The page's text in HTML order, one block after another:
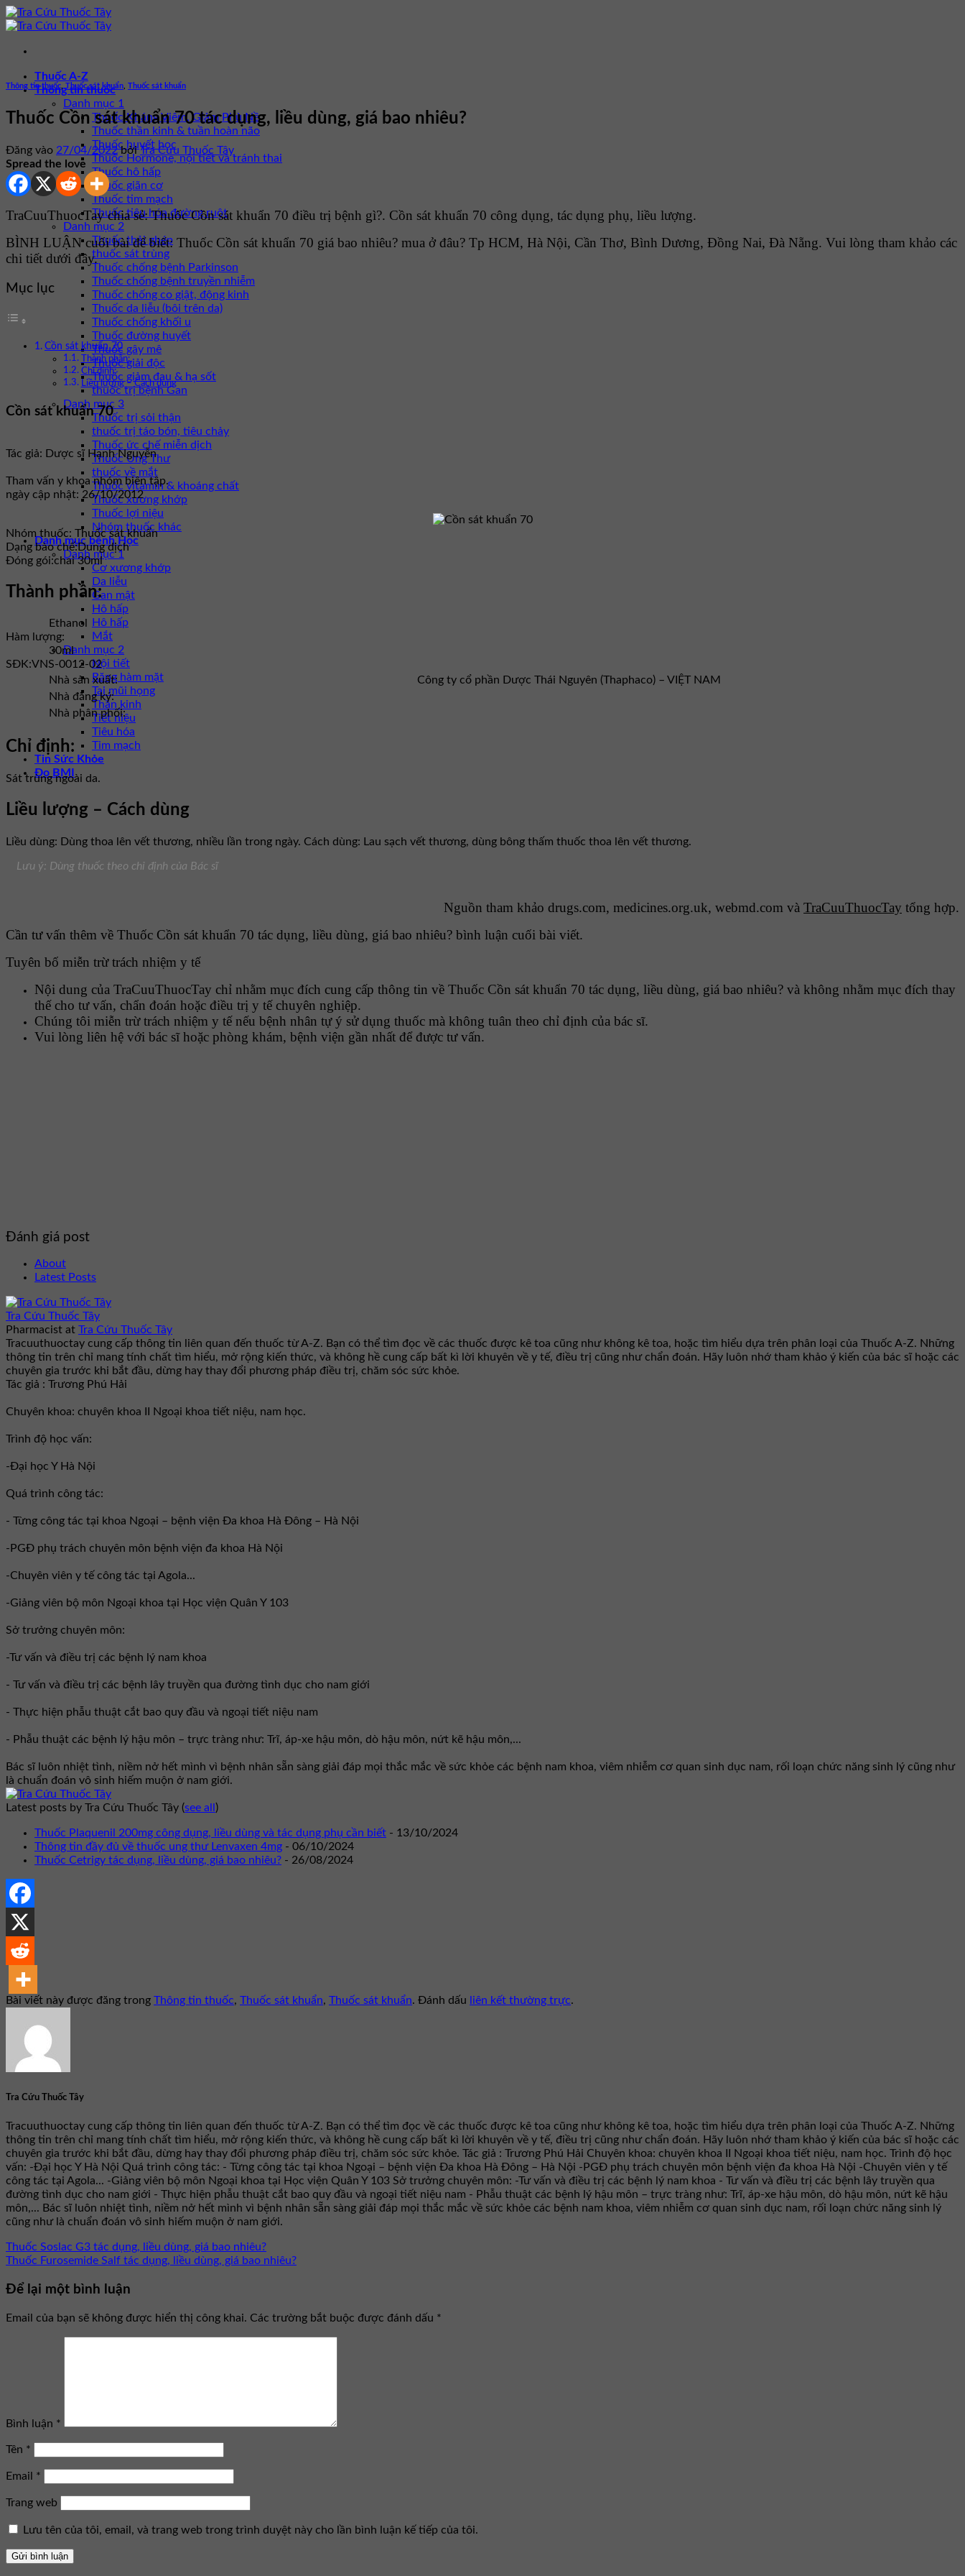
Bỏ
qua
dung
Thuốc A-Z
Thông tin thuốc
Danh mục 1
Thuốc Kháng Viêm, Giảm Phù Nề
Thuốc thần kinh & tuần hoàn não
Thuốc huyết học
Thuốc Hormone, nội tiết và tránh thai
Thuốc hô hấp
Thuốc giãn cơ
Thuốc tim mạch
Thuốc tiêu hóa đường ruột
Danh mục 2
Thuốc thải ghép
thuốc sát trùng
Thuốc chống bệnh Parkinson
Thuốc chống bệnh truyền nhiễm
Thuốc chống co giật, động kinh
Thuốc da liễu (bôi trên da)
Thuốc chống khối u
Thuốc đường huyết
Thuốc gây mê
Thuốc giải độc
Thuốc giảm đau & hạ sốt
thuốc trị bệnh Gan
Danh mục 3
Thuốc trị sỏi thận
thuốc trị táo bón, tiêu chảy
Thuốc ức chế miễn dịch
Thuốc Ung Thư
thuốc về mắt
Thuốc vitamin & khoáng chất
Thuốc xương khớp
Thuốc lợi niệu
Nhóm thuốc khác
Danh mục bệnh Học
Danh mục 1
Cơ xương khớp
Da liễu
Gan mật
Hô hấp
Hô hấp
Mắt
Danh mục 2
Nội tiết
Răng hàm mặt
Tai mũi họng
Thần kinh
Tiết niệu
Tiêu hóa
Tim mạch
Tin Sức Khỏe
Đo BMI
Thông tin thuốc Thuốc sát khuẩn Thuốc sát khuẩn
Thuốc Cồn sát khuẩn 70 tác dụng, liều dùng, giá bao nhiêu?
Đăng vào 27/04/2022 bởiTra Cứu Thuốc Tây
Spread the love
TraCuuThuocTay chia sẻ: Thuốc Cồn sát khuẩn 70 điều trị bệnh gì?. Cồn sát khuẩn 70 công dụng, tác dụng phụ, liều lượng.
BÌNH LUẬN cuối bài để biết: Thuốc Cồn sát khuẩn 70 giá bao nhiêu? mua ở đâu? Tp HCM, Hà Nội, Cần Thơ, Bình Dương, Đồng Nai, Đà Nẵng. Vui lòng tham khảo các
chi tiết dưới đây.
Mục lục
Cồn sát khuẩn 70
Thành phần:
Chỉ định:
Liều lượng – Cách dùng
Cồn sát khuẩn 70
Tác giả: Dược sĩ Hạnh Nguyễn
Tham vấn y khoa nhóm biên tập.
ngày cập nhật: 26/10/2012
Nhóm thuốc: Thuốc sát khuẩn
Dạng bào chế:Dung dịch
Đóng gói:chai 30ml
Thành phần:
Ethanol
Hàm lượng:
30ml
SĐK:VNS-0012-02
Nhà sản xuất:
Công ty cổ phần Dược Thái Nguyên (Thaphaco) – VIỆT NAM
Nhà đăng ký:
Nhà phân phối:
Chỉ định:
Sát trùng ngoài da.
Liều lượng – Cách dùng
Liều dùng: Dùng thoa lên vết thương, nhiều lần trong ngày. Cách dùng: Lau sạch vết thương, dùng bông thấm thuốc thoa lên vết thương.
Lưu ý: Dùng thuốc theo chỉ định của Bác sĩ
Nguồn tham khảo drugs.com, medicines.org.uk, webmd.com và TraCuuThuocTay tổng hợp.
Cần tư vấn thêm về Thuốc Cồn sát khuẩn 70 tác dụng, liều dùng, giá bao nhiêu? bình luận cuối bài viết.
Tuyên bố miễn trừ trách nhiệm y tế
Nội dung của TraCuuThuocTay chỉ nhằm mục đích cung cấp thông tin về Thuốc Cồn sát khuẩn 70 tác dụng, liều dùng, giá bao nhiêu? và không nhằm mục đích thay
thế cho tư vấn, chẩn đoán hoặc điều trị y tế chuyên nghiệp.
Chúng tôi miễn trừ trách nhiệm y tế nếu bệnh nhân tự ý sử dụng thuốc mà không tuân theo chỉ định của bác sĩ.
Vui lòng liên hệ với bác sĩ hoặc phòng khám, bệnh viện gần nhất để được tư vấn.
Đánh giá post
About
Latest Posts
Tra Cứu Thuốc Tây
Pharmacist at Tra Cứu Thuốc Tây
Tracuuthuoctay cung cấp thông tin liên quan đến thuốc từ A-Z. Bạn có thể tìm đọc về các thuốc được kê toa cũng như không kê toa, hoặc tìm hiểu dựa trên phân loại của Thuốc A-Z. Những
thông tin trên chỉ mang tính chất tìm hiểu, mở rộng kiến thức, và không hề cung cấp bất kì lời khuyên về y tế, điều trị cũng như chẩn đoán. Hãy luôn nhớ tham khảo ý kiến của bác sĩ hoặc các
chuyên gia trước khi bắt đầu, dừng hay thay đổi phương pháp điều trị, chăm sóc sức khỏe.
Tác giả : Trương Phú Hải
Chuyên khoa: chuyên khoa II Ngoại khoa tiết niệu, nam học.
Trình độ học vấn:
-Đại học Y Hà Nội
Quá trình công tác:
- Từng công tác tại khoa Ngoại – bệnh viện Đa khoa Hà Đông – Hà Nội
-PGĐ phụ trách chuyên môn bệnh viện đa khoa Hà Nội
-Chuyên viên y tế công tác tại Agola...
-Giảng viên bộ môn Ngoại khoa tại Học viện Quân Y 103
Sở trưởng chuyên môn:
-Tư vấn và điều trị các bệnh lý nam khoa
- Tư vấn và điều trị các bệnh lây truyền qua đường tình dục cho nam giới
- Thực hiện phẫu thuật cắt bao quy đầu và ngoại tiết niệu nam
- Phẫu thuật các bệnh lý hậu môn – trực tràng như: Trĩ, áp-xe hậu môn, dò hậu môn, nứt kẽ hậu môn,...
Bác sĩ luôn nhiệt tình, niềm nở hết mình vì bệnh nhân sẵn sàng giải đáp mọi thắc mắc về sức khỏe các bệnh nam khoa, viêm nhiễm cơ quan sinh dục nam, rối loạn chức năng sinh lý cũng như
là chuẩn đoán vô sinh hiếm muộn ở nam giới.
Latest posts by Tra Cứu Thuốc Tây (see all )
Thuốc Plaquenil 200mg công dụng, liều dùng và tác dụng phụ cần biết - 13/10/2024
Thông tin đầy đủ về thuốc ung thư Lenvaxen 4mg - 06/10/2024
Thuốc Cetrigy tác dụng, liều dùng, giá bao nhiêu? - 26/08/2024
Bài viết này được đăng trong Thông tin thuốc, Thuốc sát khuẩn, Thuốc sát khuẩn. Đánh dấu liên kết thường trực.
Tra Cứu Thuốc Tây
Tracuuthuoctay cung cấp thông tin liên quan đến thuốc từ A-Z. Bạn có thể tìm đọc về các thuốc được kê toa cũng như không kê toa, hoặc tìm hiểu dựa trên phân loại của Thuốc A-Z. Những
thông tin trên chỉ mang tính chất tìm hiểu, mở rộng kiến thức, và không hề cung cấp bất kì lời khuyên về y tế, điều trị cũng như chẩn đoán. Hãy luôn nhớ tham khảo ý kiến của bác sĩ hoặc các
chuyên gia trước khi bắt đầu, dừng hay thay đổi phương pháp điều trị, chăm sóc sức khỏe. Tác giả : Trương Phú Hải Chuyên khoa: chuyên khoa II Ngoại khoa tiết niệu, nam học. Trình độ học
vấn: -Đại học Y Hà Nội Quá trình công tác: - Từng công tác tại khoa Ngoại – bệnh viện Đa khoa Hà Đông – Hà Nội -PGĐ phụ trách chuyên môn bệnh viện đa khoa Hà Nội -Chuyên viên y tế
công tác tại Agola... -Giảng viên bộ môn Ngoại khoa tại Học viện Quân Y 103 Sở trưởng chuyên môn: -Tư vấn và điều trị các bệnh lý nam khoa - Tư vấn và điều trị các bệnh lây truyền qua
đường tình dục cho nam giới - Thực hiện phẫu thuật cắt bao quy đầu và ngoại tiết niệu nam - Phẫu thuật các bệnh lý hậu môn – trực tràng như: Trĩ, áp-xe hậu môn, dò hậu môn, nứt kẽ hậu
môn,... Bác sĩ luôn nhiệt tình, niềm nở hết mình vì bệnh nhân sẵn sàng giải đáp mọi thắc mắc về sức khỏe các bệnh nam khoa, viêm nhiễm cơ quan sinh dục nam, rối loạn chức năng sinh lý
cũng như là chuẩn đoán vô sinh hiếm muộn ở nam giới.
Thuốc Soslac G3 tác dụng, liều dùng, giá bao nhiêu?
Thuốc Furosemide Salf tác dụng, liều dùng, giá bao nhiêu?
Để lại một bình luận
Email của bạn sẽ không được hiển thị công khai. Các trường bắt buộc được đánh dấu *
Bình luận *
Tên *
Email *
Trang web
Lưu tên của tôi, email, và trang web trong trình duyệt này cho lần bình luận kế tiếp của tôi.